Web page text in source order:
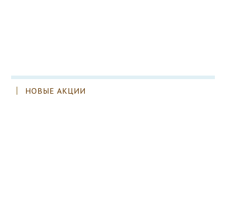
НОВЫЕ АКЦИИ